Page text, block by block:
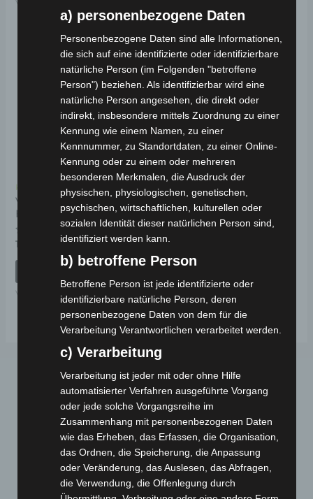
VISTA
Kostenloser Versand
VISTA HINTERE
HAUPTKAROSSERIEVERKLEIDUNG
Bewertet
0
109,00
IN DEN WARENKORB
VISTA
Webseite
a) personenbezogene Daten
Personenbezogene Daten sind alle Informationen,
die sich auf eine identifizierte oder identifizierbare
natürliche Person (im Folgenden "betroffene
Person") beziehen. Als identifizierbar wird eine
natürliche Person angesehen, die direkt oder
indirekt, insbesondere mittels Zuordnung zu einer
Kennung wie einem Namen, zu einer
Kennnummer, zu Standortdaten, zu einer Online-
Kennung oder zu einem oder mehreren
besonderen Merkmalen, die Ausdruck der
physischen, physiologischen, genetischen,
psychischen, wirtschaftlichen, kulturellen oder
sozialen Identität dieser natürlichen Person sind,
identifiziert werden kann.
b) betroffene Person
Betroffene Person ist jede identifizierte oder
identifizierbare natürliche Person, deren
personenbezogene Daten von dem für die
Verarbeitung Verantwortlichen verarbeitet werden.
c) Verarbeitung
Verarbeitung ist jeder mit oder ohne Hilfe
automatisierter Verfahren ausgeführte Vorgang
oder jede solche Vorgangsreihe im
Zusammenhang mit personenbezogenen Daten
wie das Erheben, das Erfassen, die Organisation,
das Ordnen, die Speicherung, die Anpassung
oder Veränderung, das Auslesen, das Abfragen,
die Verwendung, die Offenlegung durch